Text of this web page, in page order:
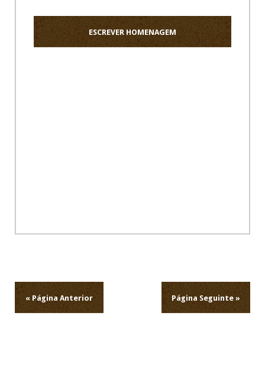
ESCREVER HOMENAGEM
de
artigos
Página Seguinte »
« Página Anterior